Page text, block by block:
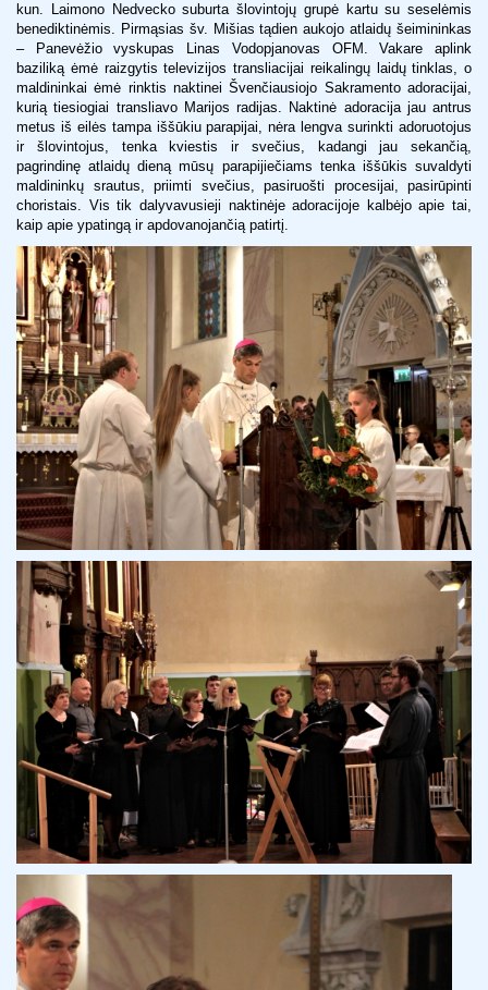
kun. Laimono Nedvecko suburta šlovintojų grupė kartu su seselėmis
benediktinėmis. Pirmąsias šv. Mišias tądien aukojo atlaidų šeimininkas
– Panevėžio vyskupas Linas Vodopjanovas OFM. Vakare aplink
baziliką ėmė raizgytis televizijos transliacijai reikalingų laidų tinklas, o
maldininkai ėmė rinktis naktinei Švenčiausiojo Sakramento adoracijai,
kurią tiesiogiai transliavo Marijos radijas. Naktinė adoracija jau antrus
metus iš eilės tampa iššūkiu parapijai, nėra lengva surinkti adoruotojus
ir šlovintojus, tenka kviestis ir svečius, kadangi jau sekančią,
pagrindinę atlaidų dieną mūsų parapijiečiams tenka iššūkis suvaldyti
maldininkų srautus, priimti svečius, pasiruošti procesijai, pasirūpinti
choristais. Vis tik dalyvavusieji naktinėje adoracijoje kalbėjo apie tai,
kaip apie ypatingą ir apdovanojančią patirtį.